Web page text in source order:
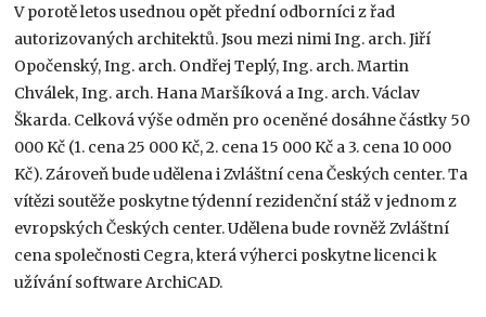
V porotě letos usednou opět přední odborníci z řad
autorizovaných architektů. Jsou mezi nimi Ing. arch. Jiří
Opočenský, Ing. arch. Ondřej Teplý, Ing. arch. Martin
Chválek, Ing. arch. Hana Maršíková a Ing. arch. Václav
Škarda. Celková výše odměn pro oceněné dosáhne částky 50
000 Kč (1. cena 25 000 Kč, 2. cena 15 000 Kč a 3. cena 10 000
Kč). Zároveň bude udělena i Zvláštní cena Českých center. Ta
vítězi soutěže poskytne týdenní rezidenční stáž v jednom z
evropských Českých center. Udělena bude rovněž Zvláštní
cena společnosti Cegra, která výherci poskytne licenci k
užívání software ArchiCAD.